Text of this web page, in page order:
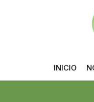
INICIO